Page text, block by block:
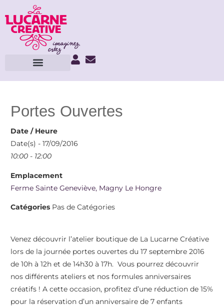
Portes Ouvertes
Date / Heure
Date(s) - 17/09/2016
10:00 - 12:00
Emplacement
Ferme Sainte Geneviève, Magny Le Hongre
Catégories Pas de Catégories
Venez découvrir l’atelier boutique de La Lucarne Créative
lors de la journée portes ouvertes du 17 septembre 2016
de 10h à 12h et de 14h30 à 17h. Vous pourrez découvrir
nos différents ateliers et nos formules anniversaires
créatifs ! A cette occasion, profitez d’une réduction de 15%
pour la réservation d’un anniversaire de 7 enfants